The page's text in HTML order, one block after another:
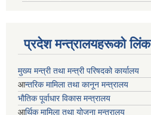
प्रदेश मन्त्रालयहरूको लिंक
मुख्य मन्त्री तथा मन्त्री परिषदको कार्यालय
आन्तरिक मामिला तथा कानून मन्त्रालय
भाैतिक पूर्वाधार विकास मन्त्रालय
आर्थिक मामिला तथा योजना मन्त्रालय